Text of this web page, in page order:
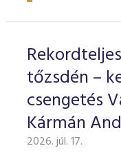
tőzsdén –
csengetés
Kármán
2026. júl. 17.